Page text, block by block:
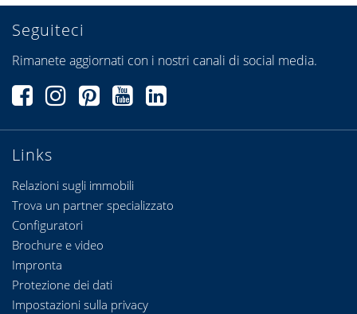
Links
Relazioni sugli immobili
Trova un partner specializzato
Configuratori
Brochure e video
Seguiteci
Rimanete aggiornati con i nostri canali di social media.
Impronta
Protezione dei dati
Impostazioni sulla privacy